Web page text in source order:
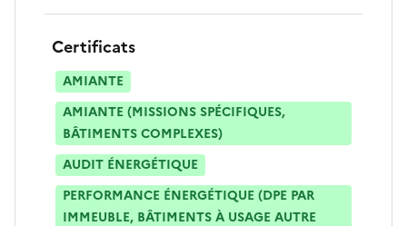
Certificats
AMIANTE
AMIANTE (MISSIONS SPÉCIFIQUES,
BÂTIMENTS COMPLEXES)
AUDIT ÉNERGÉTIQUE
PERFORMANCE ÉNERGÉTIQUE (DPE PAR
IMMEUBLE, BÂTIMENTS À USAGE AUTRE